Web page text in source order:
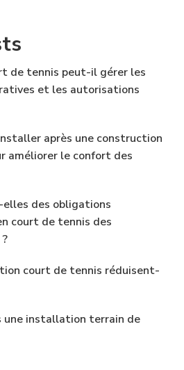
de tennis peut-il gérer les
et les autorisations
après une construction
améliorer le confort des
des obligations
court de tennis des
court de tennis réduisent-
une installation terrain de